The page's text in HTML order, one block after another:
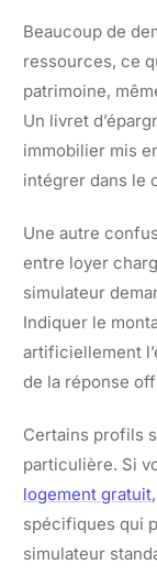
Beaucoup de
ressources, ce
patrimoine,
Un livret
immobilier mis
intégrer dans le
Une autre
entre loyer
simulateur
Indiquer le
artificiellement
de la réponse
Certains profils
particulière. Si
logement gratuit
spécifiques qui
simulateur